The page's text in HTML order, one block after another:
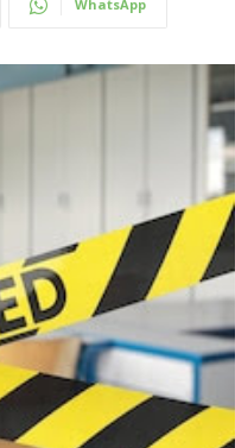
WhatsApp